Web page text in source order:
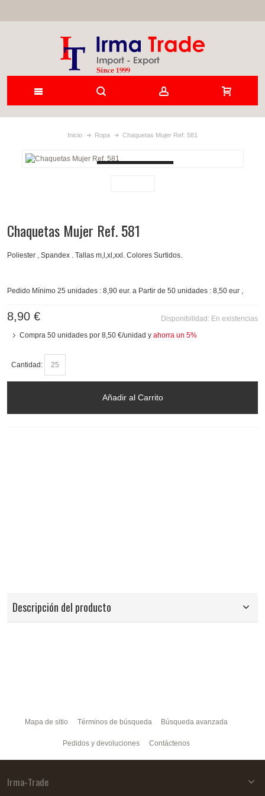
Inicio Ropa Chaquetas Mujer Ref. 581
Chaquetas Mujer Ref. 581
Poliester , Spandex . Tallas m,l,xl,xxl. Colores Surtidos.
Pedido Mínimo 25 unidades : 8,90 eur. a Partir de 50 unidades : 8,50 eur ,
Disponibilidad: En existencias
8,90 €
Compra 50 unidades por 8,50 €/unidad y ahorra un 5%
Cantidad:
Añadir al Carrito
Descripción del producto
Mapa de sitio Términos de búsqueda Búsqueda avanzada
Pedidos y devoluciones Contáctenos
Irma-Trade